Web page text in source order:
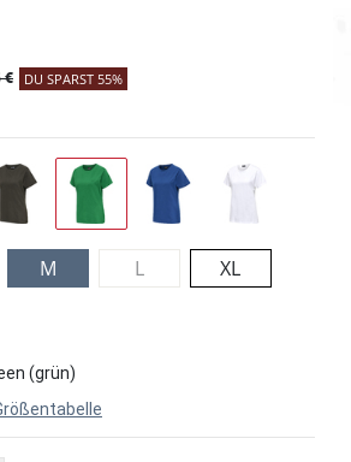
€ DU SPARST 55%
M L
XL
(grün)